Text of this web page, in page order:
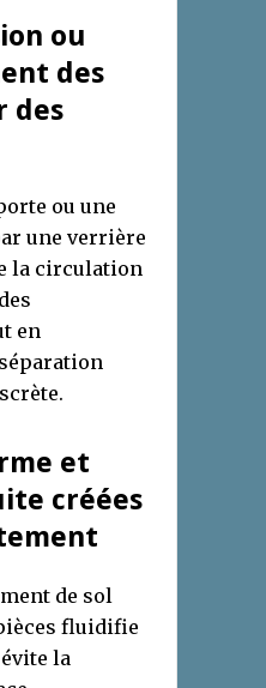
ou
des
des
ou une
une verrière
la circulation
en
et
créées
de sol
fluidifie
la